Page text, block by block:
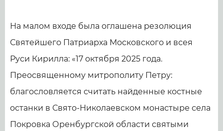
На малом входе была оглашена резолюция
Святейшего Патриарха Московского и всея
Руси Кирилла: «17 октября 2025 года.
Преосвященному митрополиту Петру:
благословляется считать найденные костные
останки в Свято-Николаевском монастыре села
Покровка Оренбургской области святыми